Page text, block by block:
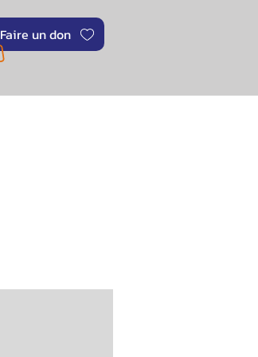
Faire un don